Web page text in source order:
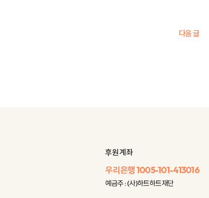
다음 글
후원 계좌
우리은행1005-101-413016
예금주 : (사)하트하트재단